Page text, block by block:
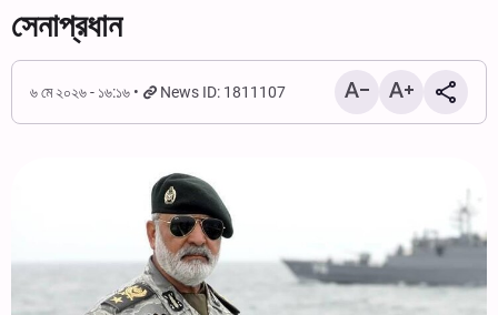
সেনাপ্রধান
৬ মে ২০২৬ - ১৬:১৬ News ID: 1811107